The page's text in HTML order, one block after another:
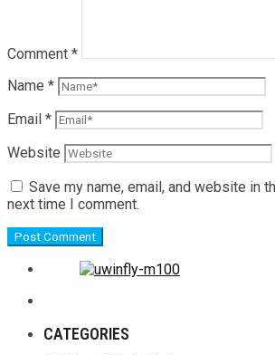
Comment *
Name *
Email *
Website
Save my name, email, and website in
next time I comment.
CATEGORIES